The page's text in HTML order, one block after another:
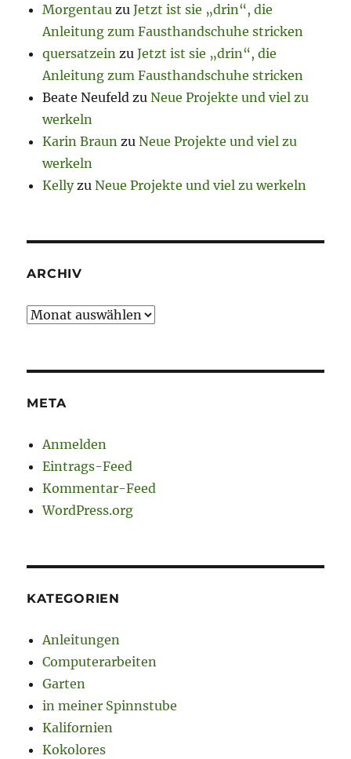
Morgentau zuJetzt ist sie „drin“, die
Anleitung zum Fausthandschuhe stricken
quersatzein zuJetzt ist sie „drin“, die
Anleitung zum Fausthandschuhe stricken
Beate Neufeld zuNeue Projekte und viel zu
werkeln
Karin Braun zuNeue Projekte und viel zu
werkeln
KellyzuNeue Projekte und viel zu werkeln
ARCHIV
Archiv
META
Anmelden
Eintrags-Feed
Kommentar-Feed
WordPress.org
KATEGORIEN
Anleitungen
Computerarbeiten
Garten
in meiner Spinnstube
Kalifornien
Kokolores